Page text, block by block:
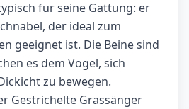
für seine Gattung: er
der ideal zum
geeignet ist. Die Beine sind
es dem Vogel, sich
zu bewegen.
Gestrichelte Grassänger